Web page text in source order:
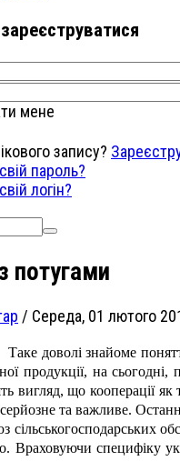
мене
запису?
пароль?
логін?
потугами
/ Середа, 01 лютого
Таке доволі знайоме
продукції, на
вигляд, що кооперації як
та важливе.
сільськогосподарських
Враховуючи специфіку